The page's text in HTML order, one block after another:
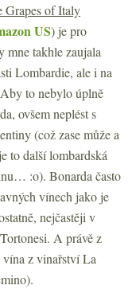
Grapes of Italy
US) je pro
mne takhle zaujala
Lombardie, ale i na
to nebylo úplně
ovšem neplést s
(což zase může a
to další lombardská
:o). Bonarda často
vínech jako je
nejčastěji v
A právě z
vína z vinařství La